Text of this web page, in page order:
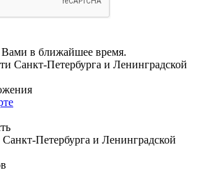
Вами в ближайшее время.
Санкт-Петербурга и Ленинградской
Петербурга и Ленинградской